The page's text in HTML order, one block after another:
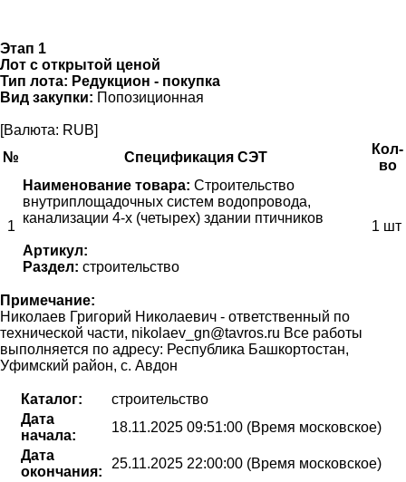
Этап 1
Лот с открытой ценой
Тип лота: Редукцион - покупка
Вид закупки: Попозиционная
[Валюта: RUB]
№
Спецификация СЭТ
Кол-
во
1
Наименование товара: Строительство
внутриплощадочных систем водопровода,
канализации 4-х (четырех) здании птичников
Артикул:
Раздел: строительство
1 шт
Примечание:
Николаев Григорий Николаевич - ответственный по
технической части, nikolaev_gn@tavros.ru Все работы
выполняется по адресу: Республика Башкортостан,
Уфимский район, с. Авдон
Каталог:
строительство
Дата
начала:
18.11.2025 09:51:00 (Время московское)
Дата
окончания:
25.11.2025 22:00:00 (Время московское)